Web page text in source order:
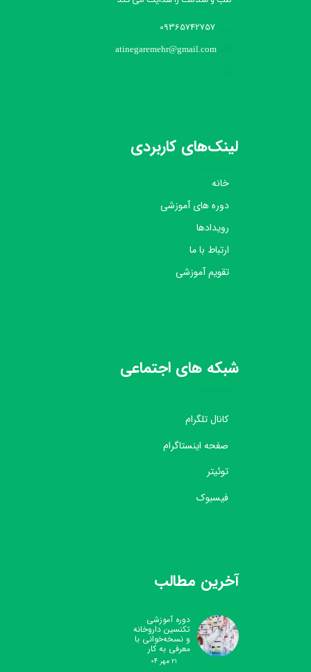
09365742757
atinegaremehr@gmail.com
لینک‌های کاربردی
خانه
دوره های آموزشی
رویدادها
ارتباط با ما
تقویم آموزشی
آخرین مطالب
دوره آموزشی
تکنسین داروخانه
و نسخه‌خوانی با
معرفی به کار
۲۱ مهر ۰۴
شبکه های اجتماعی
کانال تلگرام
صفحه اینستاگرام
توئیتر
فیسبوک